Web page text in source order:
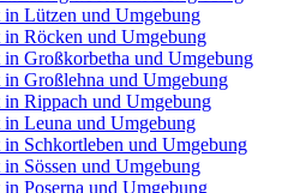
Lützen und Umgebung
Röcken und Umgebung
Großkorbetha und Umgebung
Großlehna und Umgebung
Rippach und Umgebung
Leuna und Umgebung
Schkortleben und Umgebung
Sössen und Umgebung
Poserna und Umgebung